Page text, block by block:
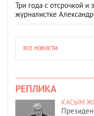
Три года с отсрочкой
журналистке
ВСЕ НОВОСТИ
РЕПЛИКА
КАСЫМ-